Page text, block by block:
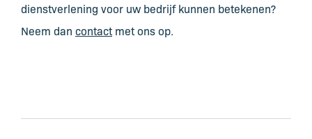
dienstverlening voor uw bedrijf kunnen betekenen?
Neem dan contactmet ons op.